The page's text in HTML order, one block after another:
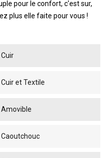
pour le confort, c'est sur,
plus elle faite pour vous !
Cuir
Cuir et Textile
Amovible
Caoutchouc